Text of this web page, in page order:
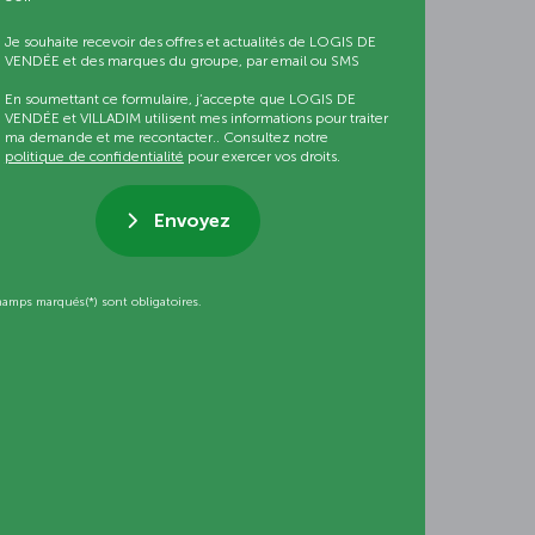
Je souhaite recevoir des offres et actualités de LOGIS DE
VENDÉE et des marques du groupe, par email ou SMS
En soumettant ce formulaire, j’accepte que LOGIS DE
VENDÉE et VILLADIM utilisent mes informations pour traiter
ma demande et me recontacter.. Consultez notre
politique de confidentialité pour exercer vos droits.
Envoyez
marqués(*) sont obligatoires.